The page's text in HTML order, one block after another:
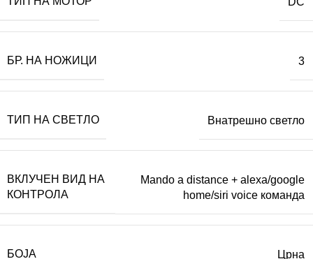
БР. НА НОЖИЦИ 3
ТИП НА СВЕТЛО Внатрешно светло
ВКЛУЧЕН ВИД НА
КОНТРОЛА
Mando a distance + alexa/google
home/siri voice команда
БОЈА Црна